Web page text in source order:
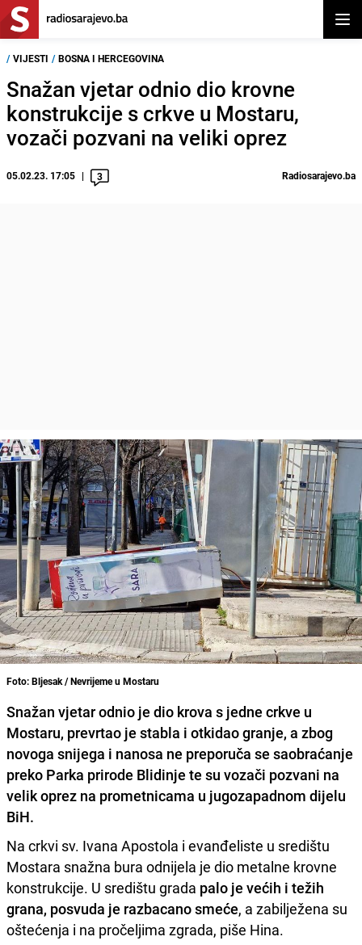
/ VIJESTI / BOSNA I HERCEGOVINA
Snažan vjetar odnio dio krovne
konstrukcije s crkve u Mostaru,
vozači pozvani na veliki oprez
05.02.23. 17:05 3 Radiosarajevo.ba
Foto: Bljesak / Nevrijeme u Mostaru
Snažan vjetar odnio je dio krova s jedne crkve u
Mostaru, prevrtao je stabla i otkidao granje, a zbog
novoga snijega i nanosa ne preporuča se saobraćanje
preko Parka prirode Blidinje te su vozači pozvani na
velik oprez na prometnicama u jugozapadnom dijelu
BiH.
Na crkvi sv. Ivana Apostola i evanđeliste u središtu
Mostara snažna bura odnijela je dio metalne krovne
konstrukcije. U središtu grada palo je većih i težih
grana, posvuda je razbacano smeće, a zabilježena su
oštećenja i na pročeljima zgrada, piše Hina.